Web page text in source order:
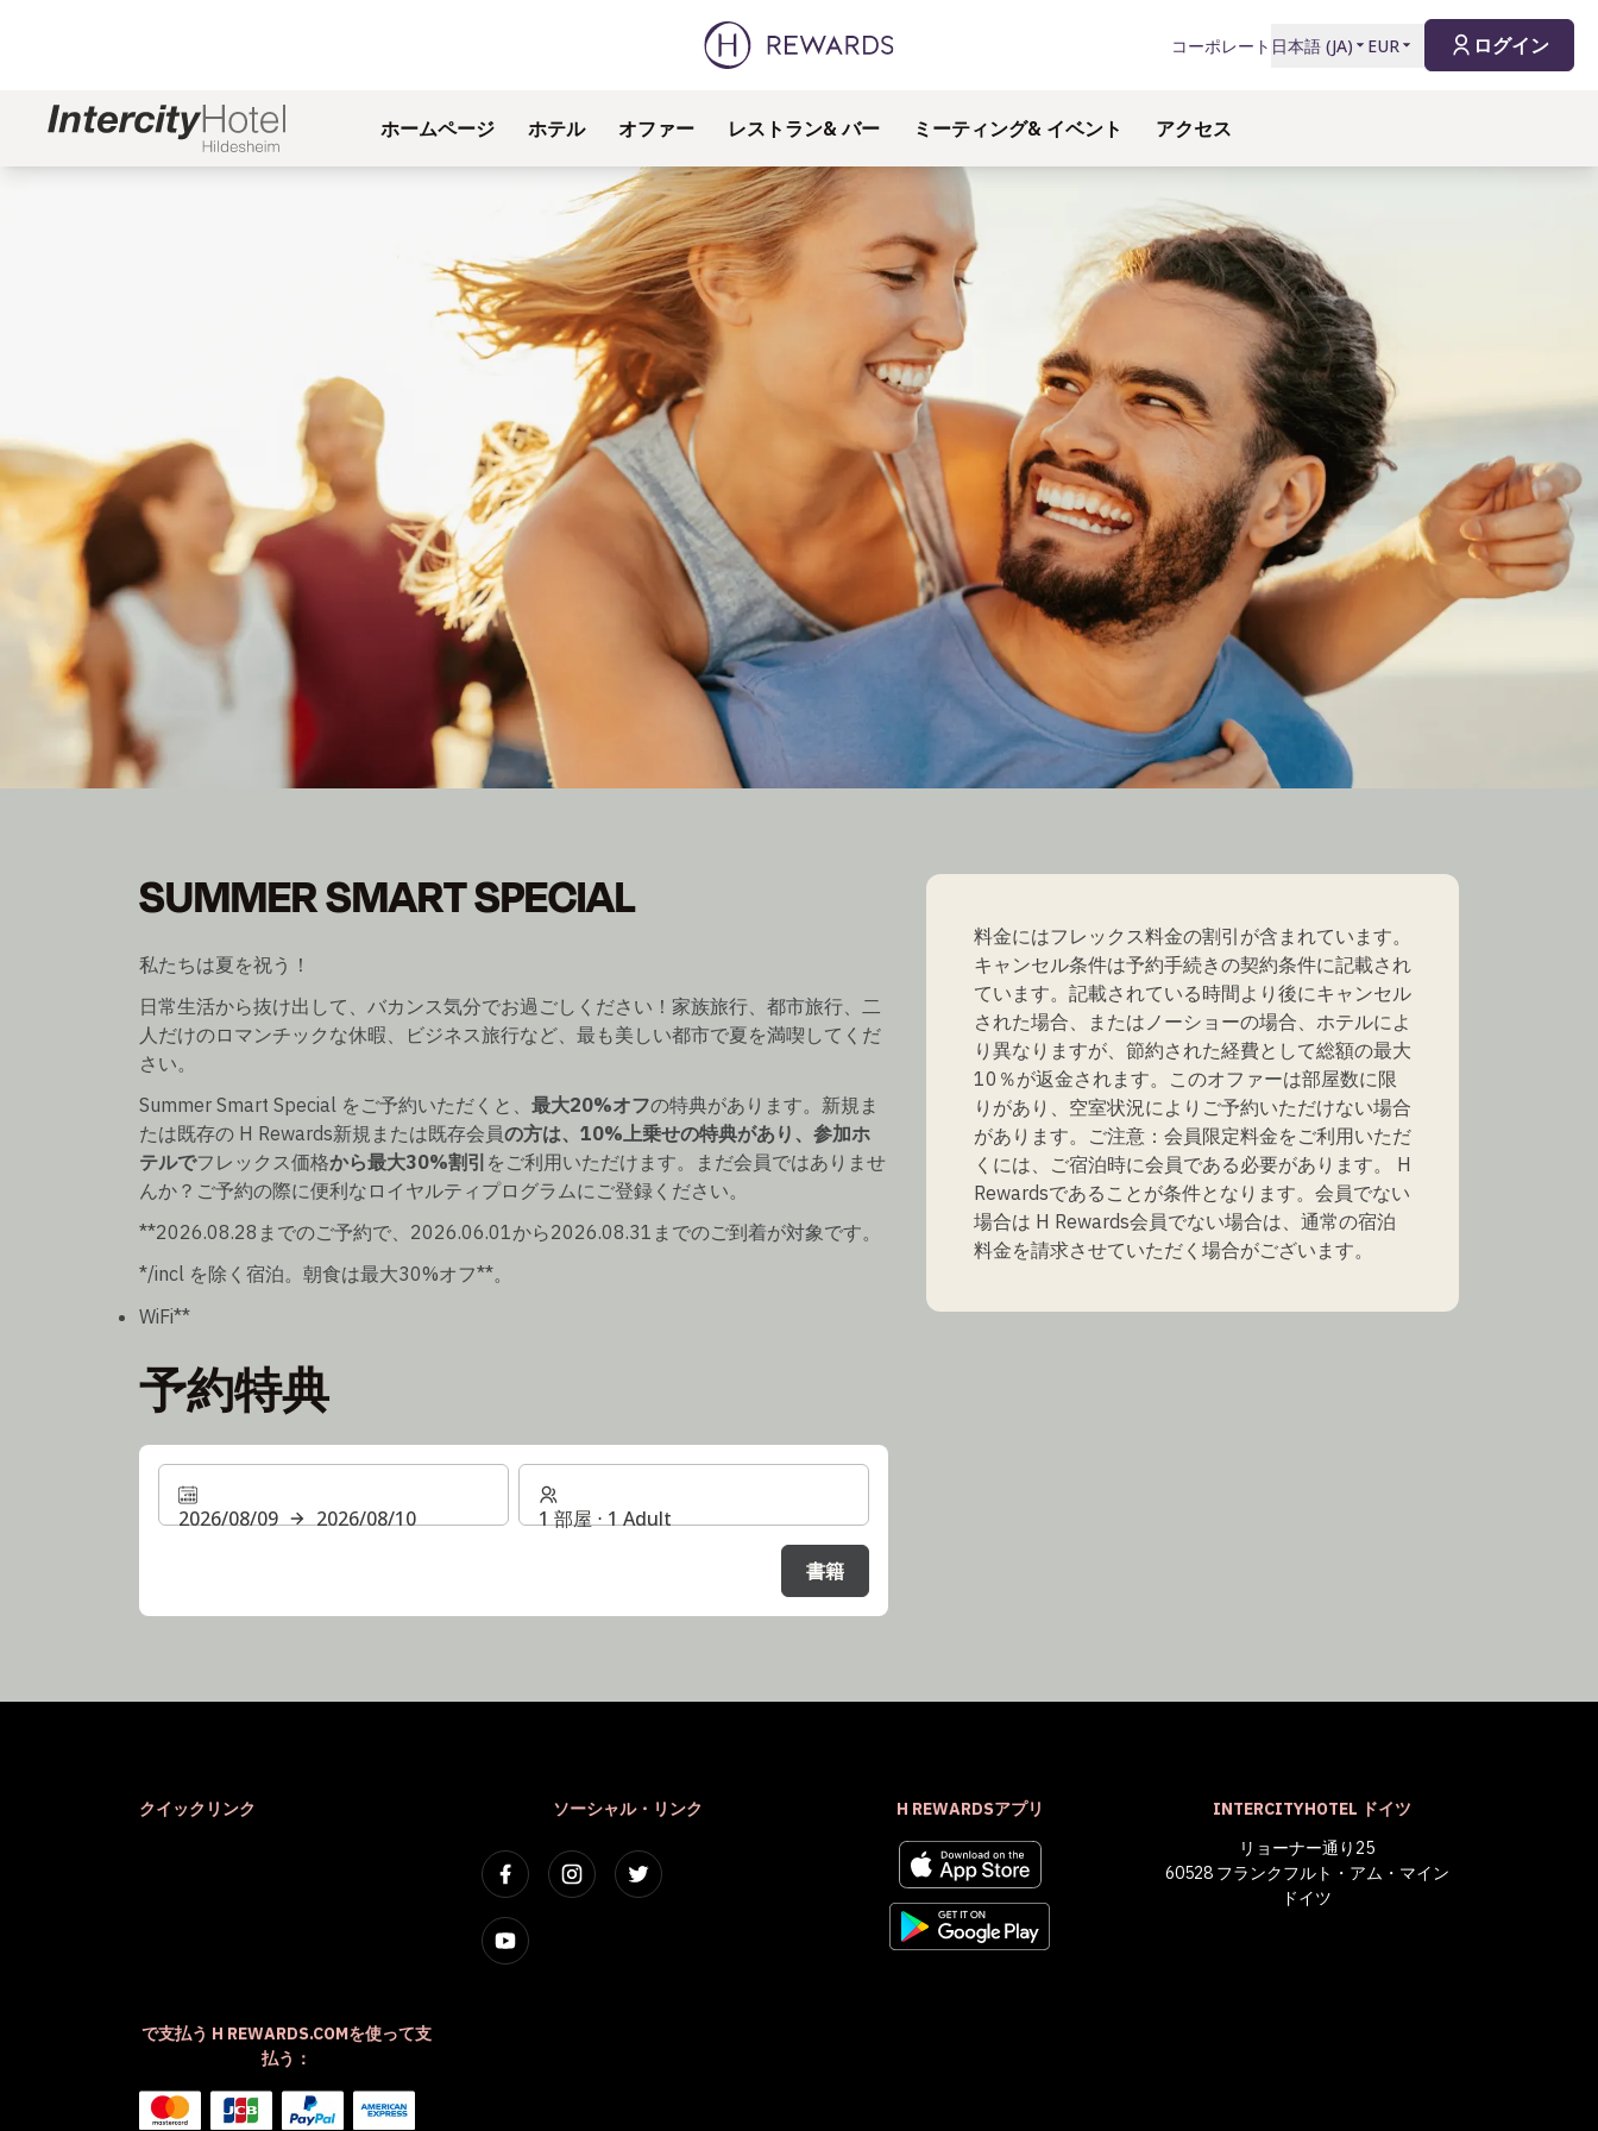
コーポレート 日本語 (JA) EUR ログイン
ホームページ ホテル オファー レストラン& バー ミーティング& イベント アクセス
会員になると最大30％割引 */incl を除く宿泊料金。
SUMMER SMART SPECIAL
私たちは夏を祝う！
日常生活から抜け出して、バカンス気分でお過ごしください！家族旅行、都市旅行、二
人だけのロマンチックな休暇、ビジネス旅行など、最も美しい都市で夏を満喫してくだ
さい。
Summer Smart Special をご予約いただくと、 最大20%オフの特典があります。新規ま
たは既存の H Rewards新規または既存会員の方は、10%上乗せの特典があり、参加ホ
テルでフレックス価格から最大30%割引 をご利用いただけます。まだ会員ではありませ
んか？ご予約の際に便利なロイヤルティプログラムにご登録ください。
**2026.08.28までのご予約で、2026.06.01から2026.08.31までのご到着が対象です。
*/incl を除く宿泊。朝食は最大30%オフ**。
WiFi**
予約特典
2026/08/09 2026/08/10 1 部屋 ⋅ 1 Adult
書籍
料金にはフレックス料金の割引が含まれています。
キャンセル条件は予約手続きの契約条件に記載され
ています。記載されている時間より後にキャンセル
された場合、またはノーショーの場合、ホテルによ
り異なりますが、節約された経費として総額の最大
10％が返金されます。このオファーは部屋数に限
りがあり、空室状況によりご予約いただけない場合
があります。ご注意：会員限定料金をご利用いただ
くには、ご宿泊時に会員である必要があります。 H
Rewardsであることが条件となります。会員でない
場合は H Rewards会員でない場合は、通常の宿泊
料金を請求させていただく場合がございます。
クイックリンク ソーシャル・リンク H REWARDSアプリ
INTERCITYHOTEL ドイツ
リョーナー通り25
60528 フランクフルト・アム・マイン
ドイツ
で支払う H REWARDS.COMを使って支
払う：